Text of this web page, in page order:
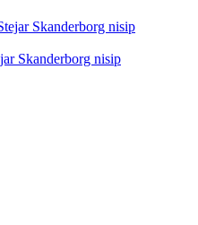
Skanderborg nisip